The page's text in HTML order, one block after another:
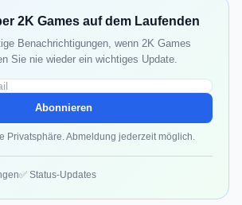
2K Games auf dem Laufenden
Benachrichtigungen, wenn 2K Games
Sie nie wieder ein wichtiges Update.
Abonnieren
Privatsphäre. Abmeldung jederzeit möglich.
✅ Status-Updates